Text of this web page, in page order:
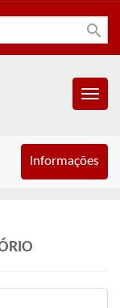
search
Menu
Informações